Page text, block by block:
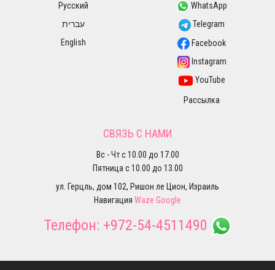
Русский
עברית
English
WhatsApp
Telegram
Facebook
Instagram
YouTube
Рассылка
СВЯЗЬ С НАМИ
Вс - Чт с 10.00 до 17.00
Пятница с 10.00 до 13.00
ул. Герцль, дом 102, Ришон ле Цион, Израиль
Навигация Waze Google
Телефон: +972-54-4511490